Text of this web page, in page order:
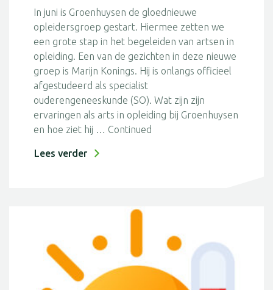
In juni is Groenhuysen de gloednieuwe
opleidersgroep gestart. Hiermee zetten we
een grote stap in het begeleiden van artsen in
opleiding. Een van de gezichten in deze nieuwe
groep is Marijn Konings. Hij is onlangs officieel
afgestudeerd als specialist
ouderengeneeskunde (SO). Wat zijn zijn
ervaringen als arts in opleiding bij Groenhuysen
en hoe ziet hij … Continued
Lees verder